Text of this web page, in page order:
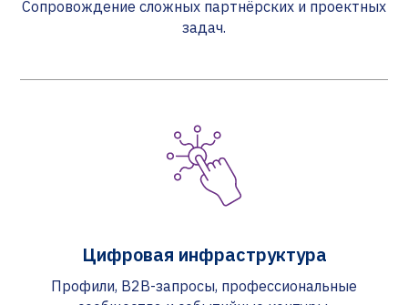
Сопровождение сложных партнёрских и проектных
задач.
Цифровая инфраструктура
Профили, B2B-запросы, профессиональные